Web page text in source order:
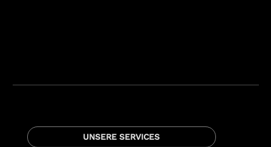
UNSERE SERVICES